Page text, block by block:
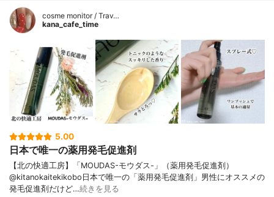
cosme monitor / Trav…
kana_cafe_time
5.00
日本で唯一の薬用発毛促進剤
【北の快適工房】「MOUDAS-モウダス-」（薬用発毛促進剤）
@kitanokaitekikobo日本で唯一の「薬用発毛促進剤」男性にオススメの
発毛促進剤だけど…続きを見る